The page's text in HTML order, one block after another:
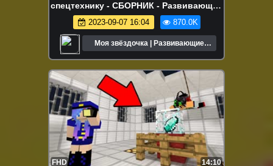
спецтехнику - СБОРНИК - Развивающие
мультики для детей про машинки
2023-09-07 16:04 870.0K
Моя звёздочка | Развивающие
мультики для детей
FHD 14:10